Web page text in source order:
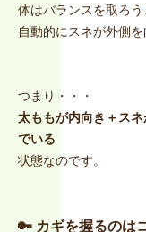
体はバランスを取ろう
自動的にスネが外側を
つまり・・・
太ももが内向き＋ス
でいる
状態なのです。
🔑 カギを握るのは